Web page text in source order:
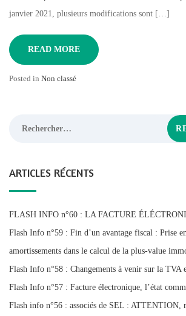
janvier 2021, plusieurs modifications sont […]
READ MORE
Posted in Non classé
ARTICLES RÉCENTS
FLASH INFO n°60 : LA FACTURE
Flash Info n°59 : Fin d’un avantage fiscal : Prise
amortissements dans le calcul de la plus-value
Flash Info n°58 : Changements à venir sur la TVA
Flash Info n°57 : Facture électronique, l’état
Flash info n°56 : associés de SEL : ATTENTION,